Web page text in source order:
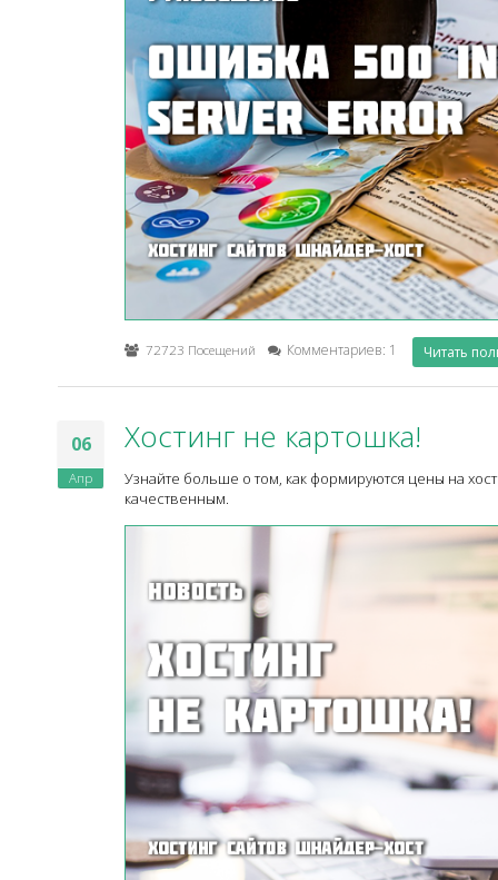
72723 Посещений Комментариев: 1 Читать
06
Апр
Хостинг не картошка!
Узнайте больше о том, как формируются цены на
качественным.